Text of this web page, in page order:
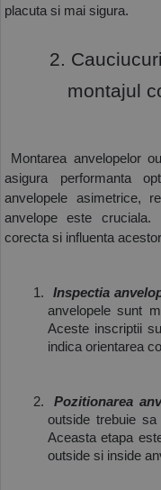
placuta si mai sigura.
2.
montajul
Montarea anvelopelor
asigura performanta
anvelopele asimetrice,
anvelope este
corecta si influenta
Inspectia
anvelopele sunt
Aceste inscriptii
indica orientarea
Pozitionarea
outside trebuie sa
Aceasta etapa
outside si inside